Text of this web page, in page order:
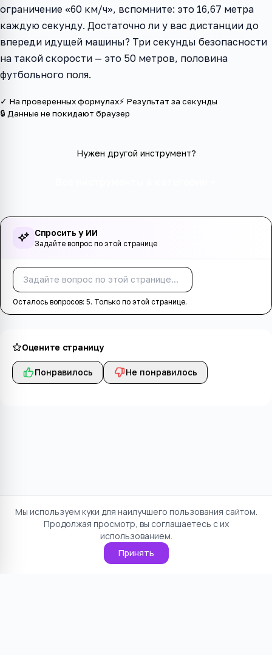
ограничение «60 км/ч», вспомните: это 16,67 метра
каждую секунду. Достаточно ли у вас дистанции до
впереди идущей машины? Три секунды безопасности
на такой скорости — это 50 метров, половина
футбольного поля.
✓ На проверенных формулах⚡ Результат за секунды
🔒 Данные не покидают браузер
Нужен другой инструмент?
Спросить у ИИ
Задайте вопрос по этой странице
Осталось вопросов: 5. Только по этой странице.
Оцените страницу
Понравилось Не понравилось
Мы используем куки для наилучшего пользования сайтом.
Продолжая просмотр, вы соглашаетесь с их
использованием.
Принять